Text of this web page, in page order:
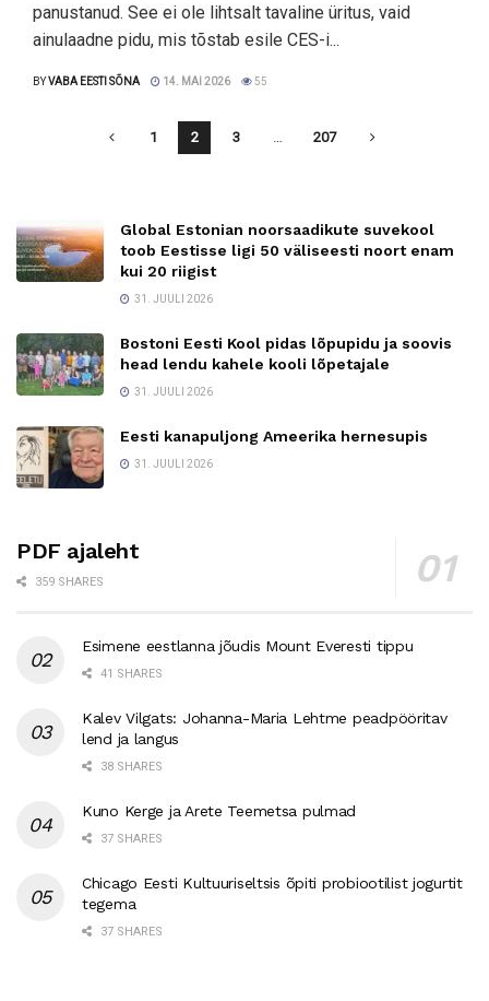
panustanud. See ei ole lihtsalt tavaline üritus, vaid
ainulaadne pidu, mis tõstab esile CES-i...
BYVABA EESTI SÕNA 14. MAI 2026 55
1 2 3 … 207
Global Estonian noorsaadikute suvekool
toob Eestisse ligi 50 väliseesti noort enam
kui 20 riigist
31. JUULI 2026
Bostoni Eesti Kool pidas lõpupidu ja soovis
head lendu kahele kooli lõpetajale
31. JUULI 2026
Eesti kanapuljong Ameerika hernesupis
31. JUULI 2026
PDF ajaleht
359 SHARES
Esimene eestlanna jõudis Mount Everesti tippu
41 SHARES
Kalev Vilgats: Johanna-Maria Lehtme peadpööritav
lend ja langus
38 SHARES
Kuno Kerge ja Arete Teemetsa pulmad
37 SHARES
Chicago Eesti Kultuuriseltsis õpiti probiootilist jogurtit
tegema
37 SHARES